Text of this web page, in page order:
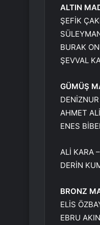
ALTIN
ŞEFİK
BURAK
ŞEVVAL
GÜMÜŞ
AHMET
ENES
ALİ KARA
DERİN
BRONZ
ELİS
EBRU